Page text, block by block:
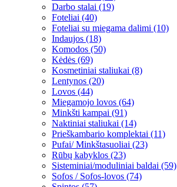
Darbo stalai (19)
Foteliai (40)
Foteliai su miegama dalimi (10)
Indaujos (18)
Komodos (50)
Kėdės (69)
Kosmetiniai staliukai (8)
Lentynos (20)
Lovos (44)
Miegamojo lovos (64)
Minkšti kampai (91)
Naktiniai staliukai (14)
Prieškambario komplektai (11)
Pufai/ Minkštasuoliai (23)
Rūbų kabyklos (23)
Sisteminiai/moduliniai baldai (59)
Sofos / Sofos-lovos (74)